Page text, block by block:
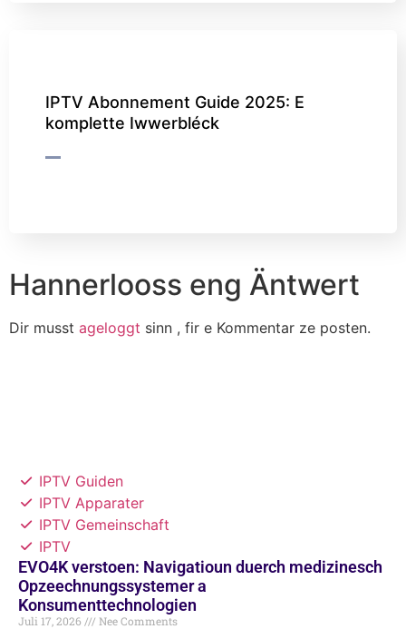
IPTV Abonnement Guide 2025: E
komplette Iwwerbléck
Hannerlooss eng Äntwert
Dir musst ageloggt sinn , fir e Kommentar ze posten.
IPTV Guiden
IPTV Apparater
IPTV Gemeinschaft
IPTV
EVO4K verstoen: Navigatioun duerch medizinesch
Opzeechnungssystemer a
Konsumenttechnologien
Juli 17, 2026 Nee Comments